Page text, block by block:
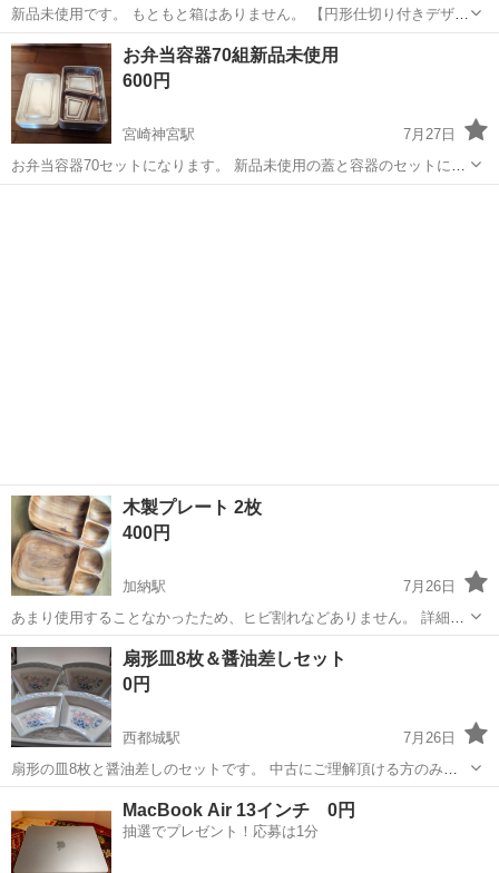
新品未使用です。 もともと箱はありません。 【円形仕切り付きデザイ
ン】 ４つの円形仕切りにより、目玉焼き、ソーセージ、パンケーキ、
今川焼きなどを綺麗に仕上げます。 忙しい朝に弁当のおかずや朝食作
宮崎 延岡市 食器 円形
お弁当容器70組新品未使用
600円
宮崎神宮駅
7月27日
お弁当容器70セットになります。 新品未使用の蓋と容器のセットにな
ります。
木製プレート 2枚
400円
加納駅
7月26日
あまり使用することなかったため、ヒビ割れなどありません。 詳細が
気になる方は写真の追加もしますので、お気軽にご連絡ください(^^)
宮崎 宮崎市 加納駅 食器
扇形皿8枚＆醤油差しセット
0円
西都城駅
7月26日
扇形の皿8枚と醤油差しのセットです。 中古にご理解頂ける方のみ、
お願いいたします。 近くまで取りに来て下さる方 全部セットで、お引
き取りくださる方 差し上げます。
醤油差し
MacBook Air 13インチ 0円
抽選でプレゼント！応募は1分